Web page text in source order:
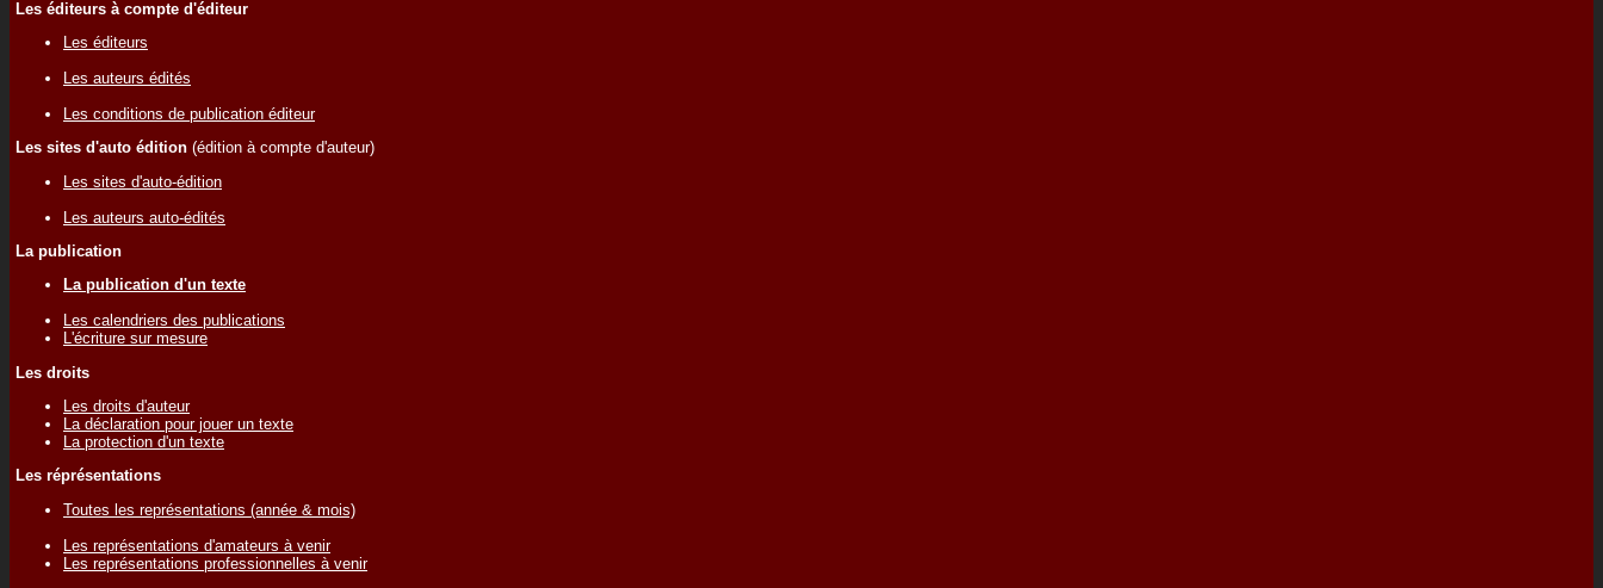
Les éditeurs à compte d'éditeur
Les éditeurs
Les auteurs édités
Les conditions de publication éditeur
Les sites d'auto édition (édition à compte d'auteur)
Les sites d'auto-édition
Les auteurs auto-édités
La publication
La publication d'un texte
Les calendriers des publications
L'écriture sur mesure
Les droits
Les droits d'auteur
La déclaration pour jouer un texte
La protection d'un texte
Les réprésentations
Toutes les représentations (année & mois)
Les représentations d'amateurs à venir
Les représentations professionnelles à venir